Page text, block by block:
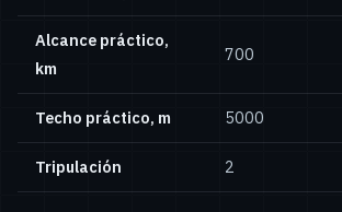
Alcance práctico,
km
700
Techo práctico, m 5000
Tripulación 2